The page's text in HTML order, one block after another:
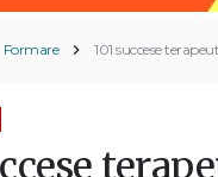
Formare 101 succese